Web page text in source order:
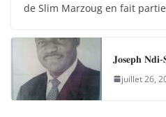
de Slim Marzoug en fait partie.
𝐉𝐨𝐬𝐞𝐩𝐡 𝐍𝐝𝐢-
juillet 26,